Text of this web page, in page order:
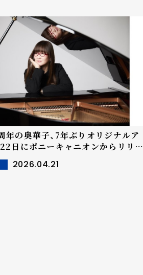
年の奥華子、7年ぶりオリジナルア
日にポニーキャニオンからリリー
2026.04.21